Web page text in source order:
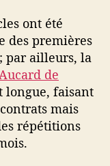
ont été
des premières
par ailleurs, la
Aucard de
longue, faisant
mais
répétitions